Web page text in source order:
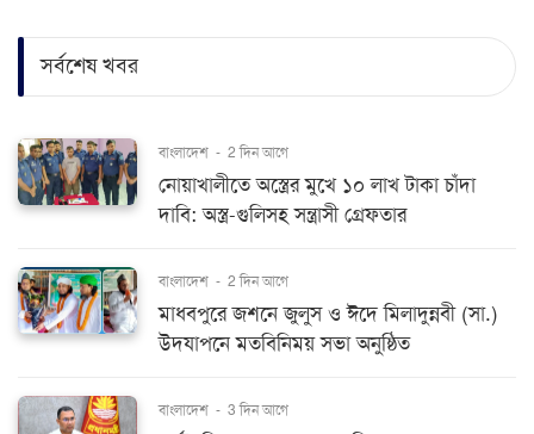
সর্বশেষ খবর
বাংলাদেশ - 2 দিন আগে
নোয়াখালীতে অস্ত্রের মুখে ১০ লাখ টাকা চাঁদা
দাবি: অস্ত্র-গুলিসহ সন্ত্রাসী গ্রেফতার
বাংলাদেশ - 2 দিন আগে
মাধবপুরে জশনে জুলুস ও ঈদে মিলাদুন্নবী (সা.)
উদযাপনে মতবিনিময় সভা অনুষ্ঠিত
বাংলাদেশ - 3 দিন আগে